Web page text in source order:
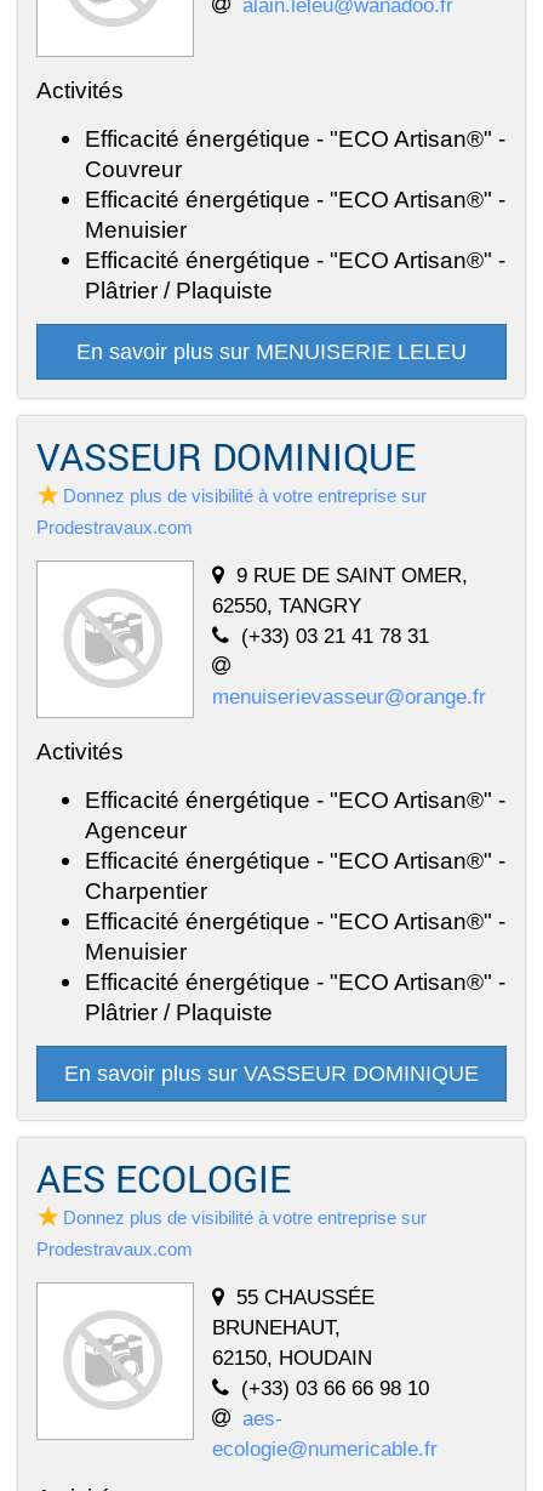
Activités
Efficacité énergétique - "ECO Artisan®" -
Couvreur
Efficacité énergétique - "ECO Artisan®" -
Menuisier
Efficacité énergétique - "ECO Artisan®" -
Plâtrier / Plaquiste
En savoir plus sur MENUISERIE LELEU
VASSEUR DOMINIQUE
Donnez plus de visibilité à votre entreprise sur
Prodestravaux.com
9 RUE DE SAINT OMER,
62550, TANGRY
(+33) 03 21 41 78 31
menuiserievasseur@orange.fr
Activités
Efficacité énergétique - "ECO Artisan®" -
Agenceur
Efficacité énergétique - "ECO Artisan®" -
Charpentier
Efficacité énergétique - "ECO Artisan®" -
Menuisier
Efficacité énergétique - "ECO Artisan®" -
Plâtrier / Plaquiste
En savoir plus sur VASSEUR DOMINIQUE
AES ECOLOGIE
Donnez plus de visibilité à votre entreprise sur
Prodestravaux.com
55 CHAUSSÉE
BRUNEHAUT,
62150, HOUDAIN
(+33) 03 66 66 98 10
aes-
ecologie@numericable.fr